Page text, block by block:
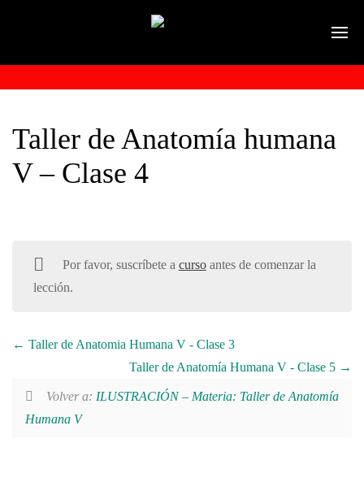
Taller de Anatomía humana
V – Clase 4
Por favor, suscríbete a cursoantes de comenzar la
lección.
Taller de Anatomia Humana V - Clase 3
Taller de Anatomía Humana V - Clase 5
Volver a: ILUSTRACIÓN – Materia: Taller de Anatomía
Humana V